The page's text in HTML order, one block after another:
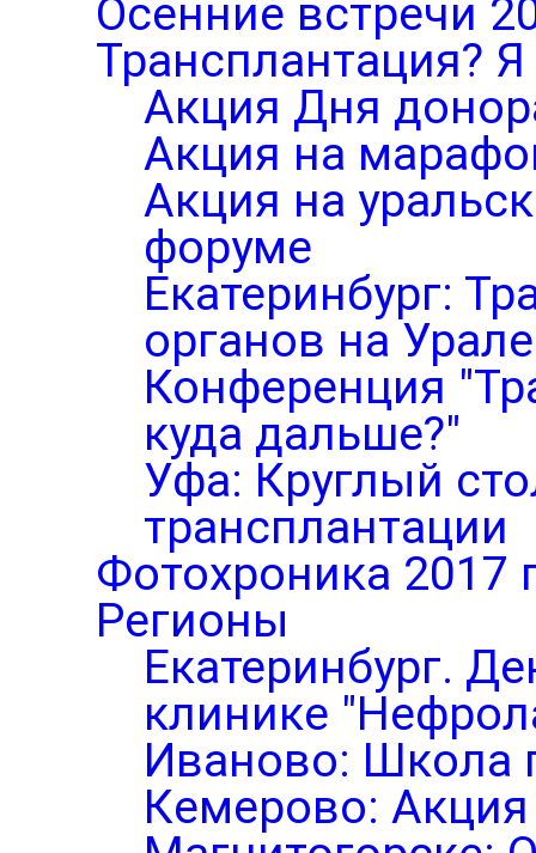
Осенние встречи
Трансплантация?
Акция Дня
Акция на
Акция на
форуме
Екатеринбург:
органов на Урале
Конференция
куда дальше?"
Уфа: Круглый
трансплантации
Фотохроника 2017
Регионы
Екатеринбург.
клинике
Иваново: Школа
Кемерово: